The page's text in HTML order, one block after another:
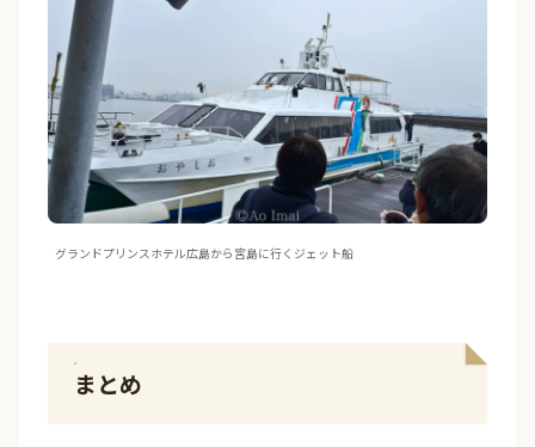
グランドプリンスホテル広島から宮島に行くジェット船
まとめ